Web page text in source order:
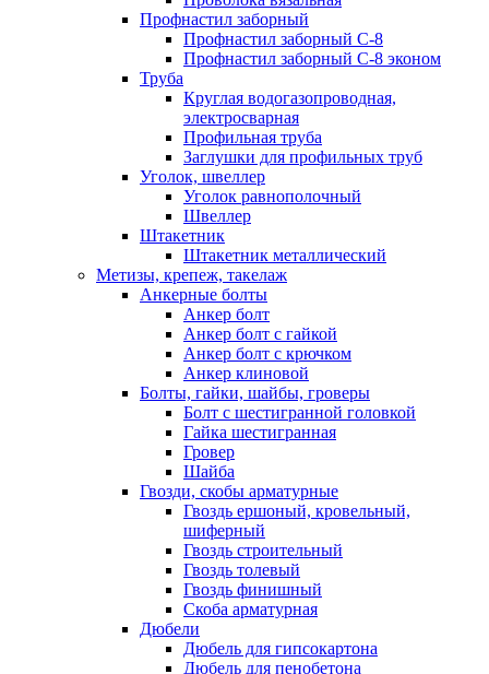
Профнастил заборный
Профнастил заборный С-8
Профнастил заборный С-8 эконом
Труба
Круглая водогазопроводная,
электросварная
Профильная труба
Заглушки для профильных труб
Уголок, швеллер
Уголок равнополочный
Швеллер
Штакетник
Штакетник металлический
Метизы, крепеж, такелаж
Анкерные болты
Анкер болт
Анкер болт с гайкой
Анкер болт с крючком
Анкер клиновой
Болты, гайки, шайбы, гроверы
Болт c шестигранной головкой
Гайка шестигранная
Гровер
Шайба
Гвозди, скобы арматурные
Гвоздь ершоный, кровельный,
шиферный
Гвоздь строительный
Гвоздь толевый
Гвоздь финишный
Скоба арматурная
Дюбели
Дюбель для гипсокартона
Дюбель для пенобетона